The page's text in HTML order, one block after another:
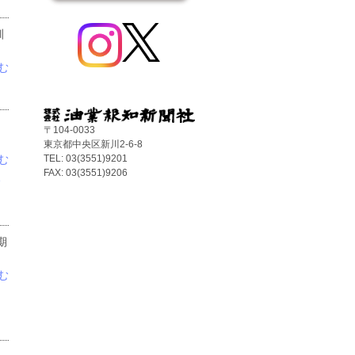
〒104-0033
東京都中央区新川2-6-8
TEL: 03(3551)9201
FAX: 03(3551)9206